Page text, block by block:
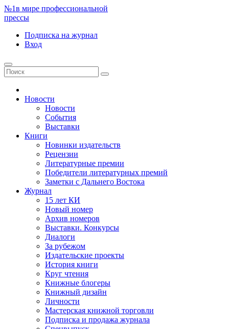
№1в мире профессиональной
прессы
Подписка на журнал
Вход
Новости
Новости
События
Выставки
Книги
Новинки издательств
Рецензии
Литературные премии
Победители литературных премий
Заметки с Дальнего Востока
Журнал
15 лет КИ
Новый номер
Архив номеров
Выставки. Конкурсы
Диалоги
За рубежом
Издательские проекты
История книги
Круг чтения
Книжные блогеры
Книжный дизайн
Личности
Мастерская книжной торговли
Подписка и продажа журнала